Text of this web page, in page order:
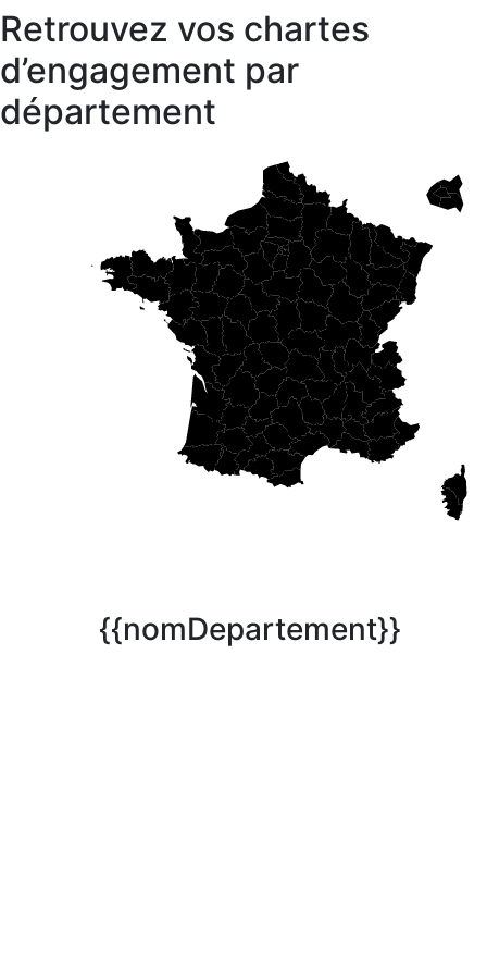
Retrouvez vos chartes
d’engagement par
département
{{nomDepartement}}